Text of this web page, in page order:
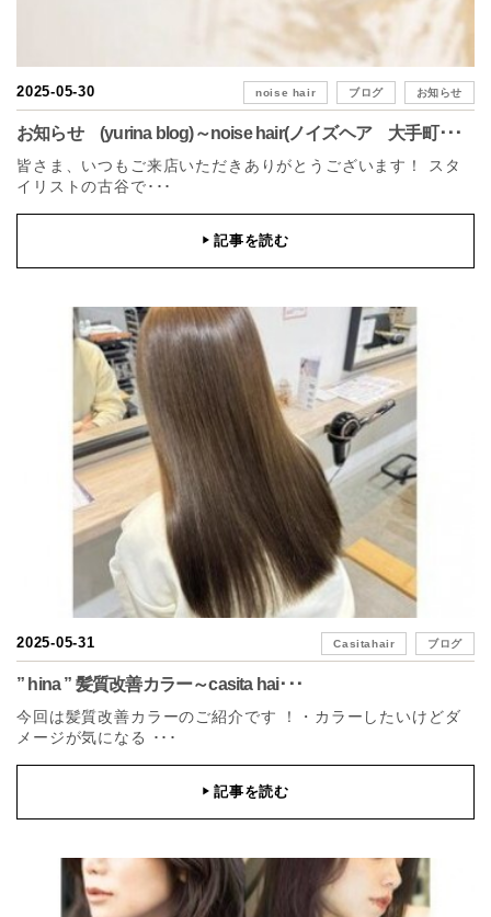
2025-05-30 noise hair ブログ お知らせ
お知らせ (yurina blog)～noise hair(ノイズヘア 大手町･･･
皆さま、いつもご来店いただきありがとうございます！ スタ
イリストの古谷で･･･
▶記事を読む
2025-05-31 Casitahair ブログ
” hina ” 髪質改善カラー～casita hai･･･
今回は髪質改善カラーのご紹介です ！・カラーしたいけどダ
メージが気になる ･･･
▶記事を読む